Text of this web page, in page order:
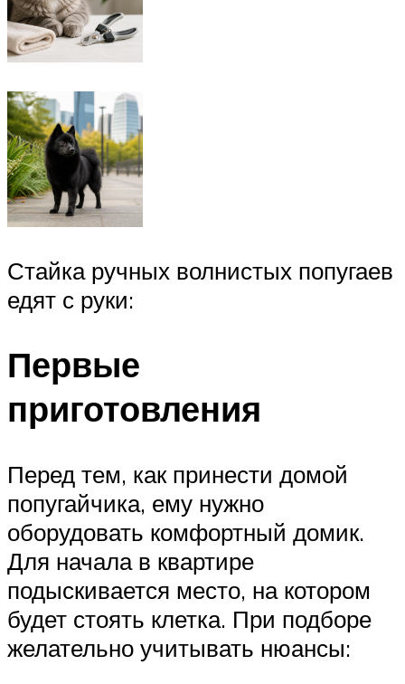
Стайка ручных волнистых попугаев
едят с руки:
Первые
приготовления
Перед тем, как принести домой
попугайчика, ему нужно
оборудовать комфортный домик.
Для начала в квартире
подыскивается место, на котором
будет стоять клетка. При подборе
желательно учитывать нюансы: